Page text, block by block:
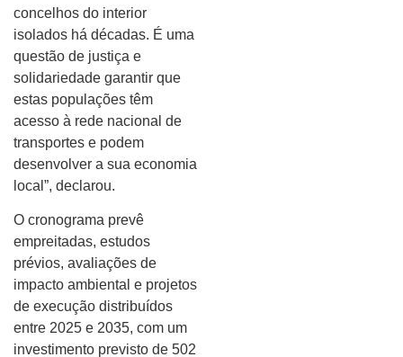
concelhos do interior
isolados há décadas. É uma
questão de justiça e
solidariedade garantir que
estas populações têm
acesso à rede nacional de
transportes e podem
desenvolver a sua economia
local”, declarou.
O cronograma prevê
empreitadas, estudos
prévios, avaliações de
impacto ambiental e projetos
de execução distribuídos
entre 2025 e 2035, com um
investimento previsto de 502